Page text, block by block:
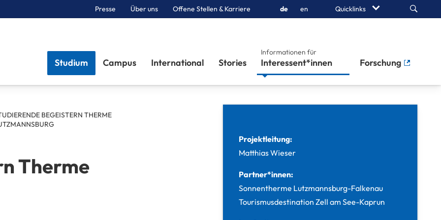
Presse Über uns Offene Stellen & Karriere de en Quicklinks Search
Studium Campus International Stories
Informationen für
Interessent*innen Forschung
Projektleitung:
Matthias Wieser
Partner*innen:
Sonnentherme Lutzmannsburg-Falkenau
Tourismusdestination Zell am See-Kaprun
BEGEISTERN THERME
Therme